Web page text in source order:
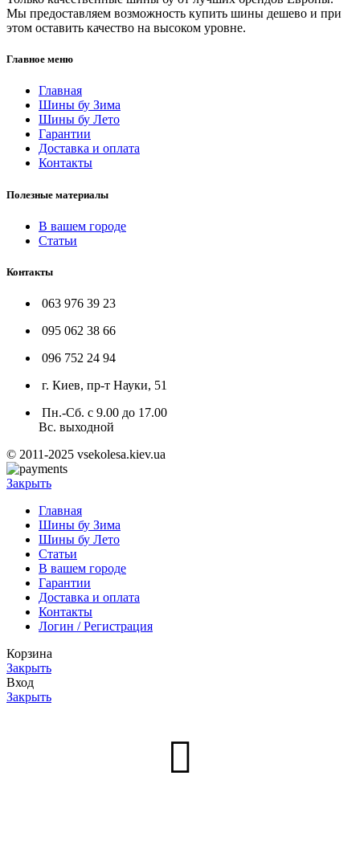
Мы предоставляем возможность купить шины дешево и при
этом оставить качество на высоком уровне.
Главное меню
Главная
Шины бу Зима
Шины бу Лето
Гарантии
Доставка и оплата
Контакты
Полезные материалы
В вашем городе
Статьи
Контакты
063 976 39 23
095 062 38 66
096 752 24 94
г. Киев, пр-т Науки, 51
Пн.-Сб. с 9.00 до 17.00
Вс. выходной
© 2011-2025 vsekolesa.kiev.ua
Закрыть
Главная
Шины бу Зима
Шины бу Лето
Статьи
В вашем городе
Гарантии
Доставка и оплата
Контакты
Логин / Регистрация
Корзина
Закрыть
Вход
Закрыть